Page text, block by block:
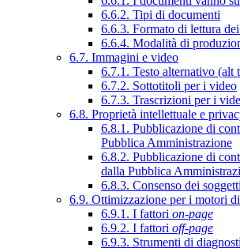
6.6.2. Tipi di documenti
6.6.3. Formato di lettura
6.6.4. Modalità di
6.7. Immagini e video
6.7.1. Testo alternativo (alt
6.7.2. Sottotitoli per i video
6.7.3. Trascrizioni per i
6.8. Proprietà intellettuale e
6.8.1. Pubblicazione di
Pubblica Amministrazione
6.8.2. Pubblicazione di
dalla Pubblica
6.8.3. Consenso dei
6.9. Ottimizzazione per i motori
6.9.1. I fattori on-page
6.9.2. I fattori off-page
6.9.3. Strumenti di